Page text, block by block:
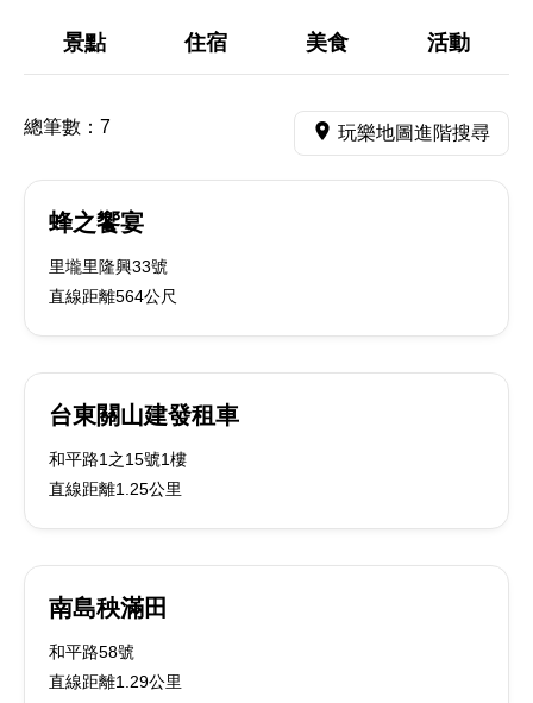
景點 住宿 美食 活動
總筆數： 7 玩樂地圖進階搜尋
蜂之饗宴
里壠里隆興33號
直線距離564公尺
台東關山建發租車
和平路1之15號1樓
直線距離1.25公里
南島秧滿田
和平路58號
直線距離1.29公里